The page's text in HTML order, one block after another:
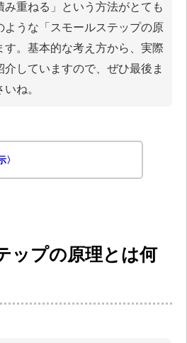
み重ねる」という方法がとても
ような「スモールステップの原
す。基本的な考え方から、実際
していますので、ぜひ最後ま
ね。
〉
ップの原理とは何